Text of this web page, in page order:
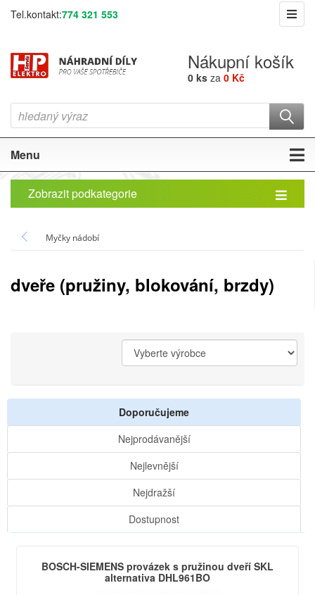
Tel.kontakt:774 321 553
Nákupní košík
0 ks za 0 Kč
Menu
Zobrazit podkategorie
Myčky nádobí
dveře (pružiny, blokování, brzdy)
Doporučujeme
Nejprodávanější
Nejlevnější
Nejdražší
Dostupnost
BOSCH-SIEMENS provázek s pružinou dveří SKL
alternativa DHL961BO